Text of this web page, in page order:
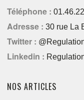
Téléphone :
Adresse : 30 rue La
Twitter :
Linkedin :
NOS ARTICLES